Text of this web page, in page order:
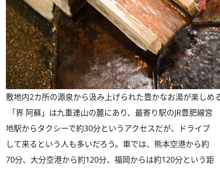
敷地内2カ所の源泉から汲み上げられた豊かなお湯が楽しめ
「界 阿蘇」は九重連山の麓にあり、最寄り駅のJR豊肥線宮
地駅からタクシーで約30分というアクセスだが、ドライブ
して来るという人も多いだろう。車では、熊本空港から約
70分、大分空港から約120分、福岡からは約120分という距